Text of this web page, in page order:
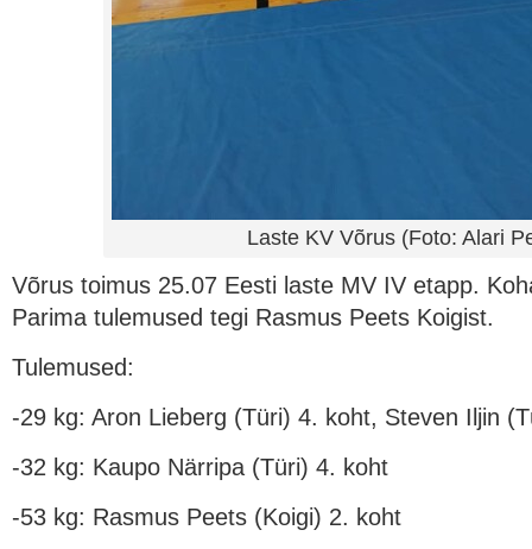
Laste KV Võrus (Foto: Alari
Võrus toimus 25.07 Eesti laste MV IV etapp.
Parima tulemused tegi Rasmus Peets Koigist.
Tulemused:
-29 kg: Aron Lieberg (Türi) 4. koht, Steven Iljin
-32 kg: Kaupo Närripa (Türi) 4. koht
-53 kg: Rasmus Peets (Koigi) 2. koht